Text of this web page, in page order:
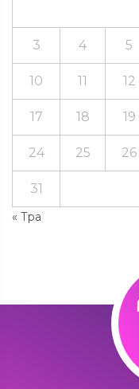
« Тра
3 4 5
10 11 12
17 18 19
24 25 26
31